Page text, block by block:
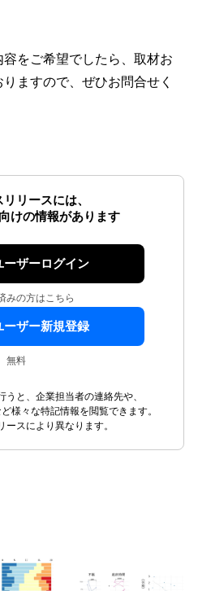
をご希望でしたら、取材お
ますので、ぜひお問合せく
リースには、
けの情報があります
ーザーログイン
みの方はこちら
ーザー新規登録
無料
うと、企業担当者の連絡先や、
様々な特記情報を閲覧できます。
スにより異なります。